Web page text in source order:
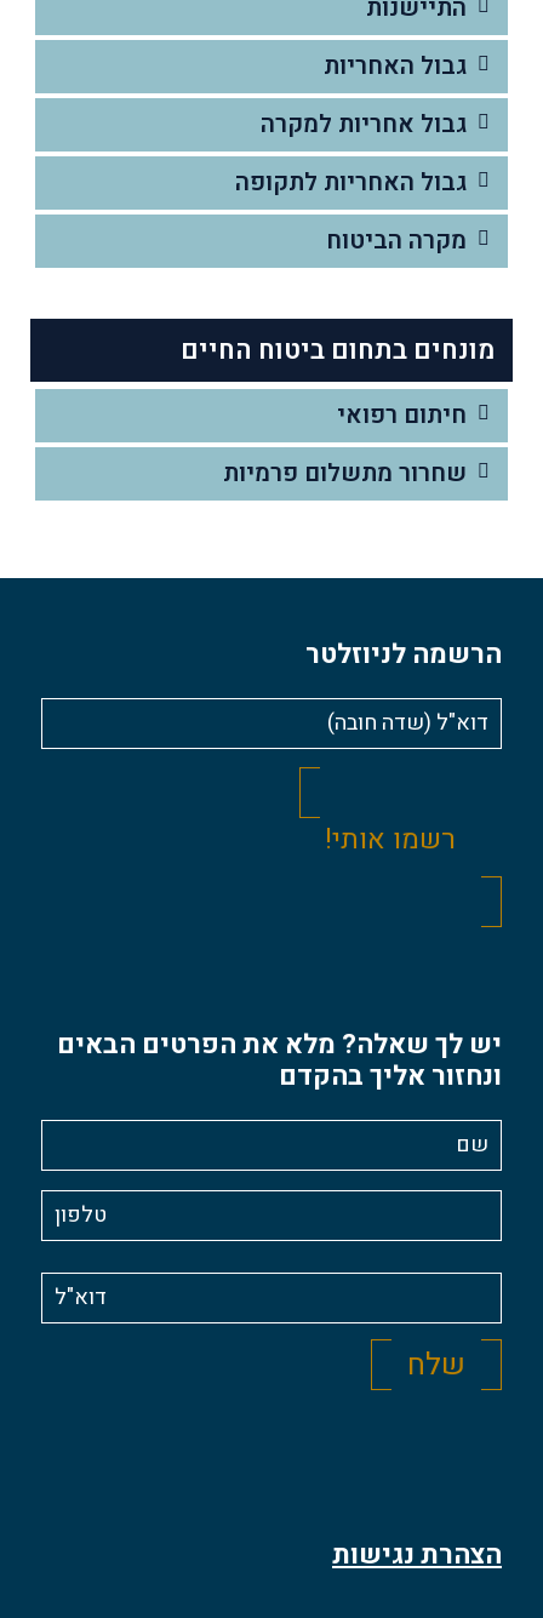
התיישנות
גבול האחריות
גבול אחריות למקרה
גבול האחריות לתקופה
מקרה הביטוח
מונחים בתחום ביטוח החיים
חיתום רפואי
שחרור מתשלום פרמיות
יש לך שאלה? מלא את הפרטים הבאים
ונחזור אליך בהקדם
הצהרת נגישות
הרשמה לניוזלטר